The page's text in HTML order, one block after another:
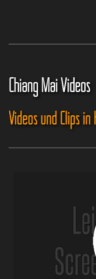
Chiang Mai Videos
Videos und Clips in